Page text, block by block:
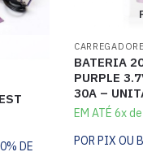
DE
BATERIA
PURPLE
30A –
EM ATÉ 6x de
POR PIX OU